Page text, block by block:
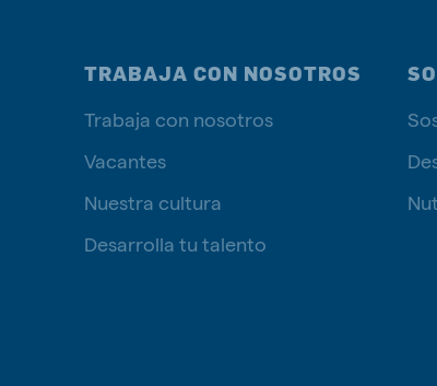
TRABAJA CON NOSOTROS
Trabaja con nosotros
Vacantes
Nuestra cultura
Desarrolla tu talento